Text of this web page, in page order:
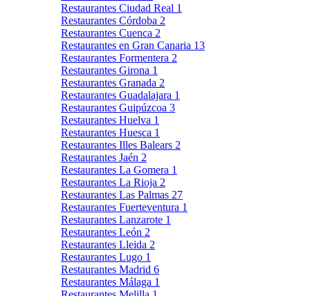
Restaurantes Ciudad Real 1
Restaurantes Córdoba 2
Restaurantes Cuenca 2
Restaurantes en Gran Canaria 13
Restaurantes Formentera 2
Restaurantes Girona 1
Restaurantes Granada 2
Restaurantes Guadalajara 1
Restaurantes Guipúzcoa 3
Restaurantes Huelva 1
Restaurantes Huesca 1
Restaurantes Illes Balears 2
Restaurantes Jaén 2
Restaurantes La Gomera 1
Restaurantes La Rioja 2
Restaurantes Las Palmas 27
Restaurantes Fuerteventura 1
Restaurantes Lanzarote 1
Restaurantes León 2
Restaurantes Lleida 2
Restaurantes Lugo 1
Restaurantes Madrid 6
Restaurantes Málaga 1